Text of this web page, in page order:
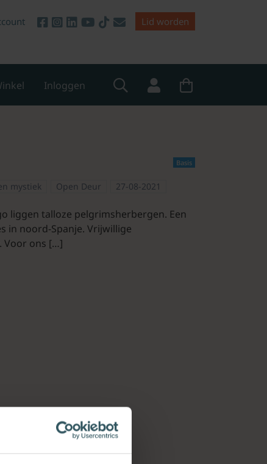
Lid worden
Inloggen
Basis
mystiek Open Deur 27-08-2021
liggen talloze pelgrimsherbergen. Een
in noord-Spanje. Vrijwillige
Voor ons […]